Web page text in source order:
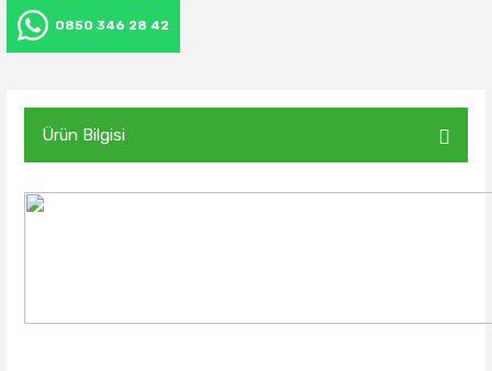
0850 346 28 42
Ürün Bilgisi